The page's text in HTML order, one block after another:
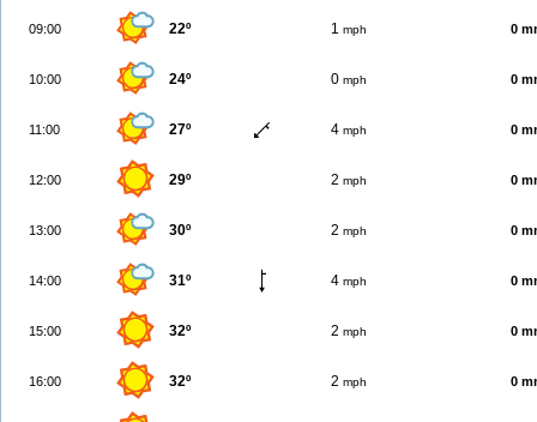
09:00 22º 1 mph 0
10:00 24º 0 mph 0
11:00 27º 4 mph 0
12:00 29º 2 mph 0
13:00 30º 2 mph 0
14:00 31º 4 mph 0
15:00 32º 2 mph 0
16:00 32º 2 mph 0